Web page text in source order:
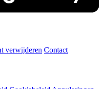
verwijderen Contact